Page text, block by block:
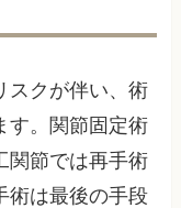
スクが伴い、術
す。関節固定術
関節では再手術
術は最後の手段